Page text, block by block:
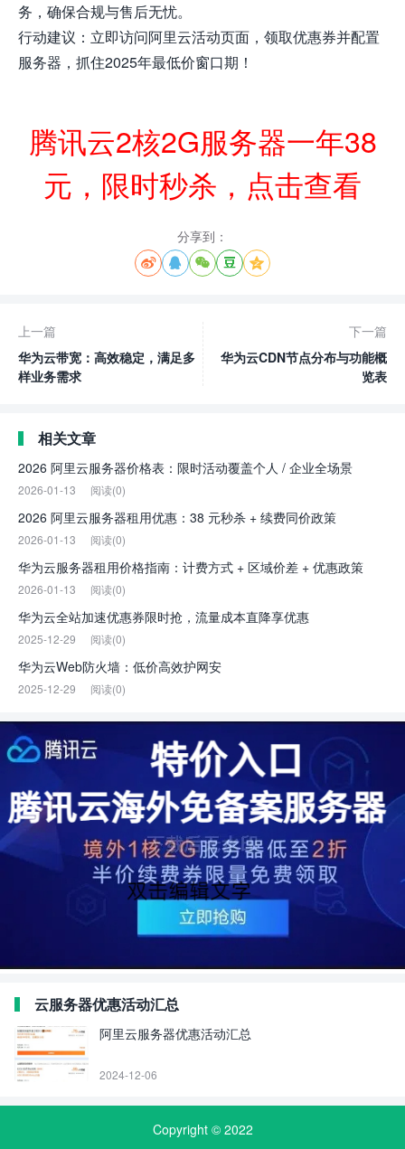
务，确保合规与售后无忧。
行动建议：立即访问阿里云活动页面，领取优惠券并配置
服务器，抓住2025年最低价窗口期！
腾讯云2核2G服务器一年38
元，限时秒杀，点击查看
分享到：
    
上一篇
华为云带宽：高效稳定，满足多
样业务需求
下一篇
华为云CDN节点分布与功能概
览表
相关文章
2026 阿里云服务器价格表：限时活动覆盖个人 / 企业全场景
2026-01-13 阅读(0)
2026 阿里云服务器租用优惠：38 元秒杀 + 续费同价政策
2026-01-13 阅读(0)
华为云服务器租用价格指南：计费方式 + 区域价差 + 优惠政策
2026-01-13 阅读(0)
华为云全站加速优惠券限时抢，流量成本直降享优惠
2025-12-29 阅读(0)
华为云Web防火墙：低价高效护网安
2025-12-29 阅读(0)
云服务器优惠活动汇总
阿里云服务器优惠活动汇总
2024-12-06
Copyright © 2022